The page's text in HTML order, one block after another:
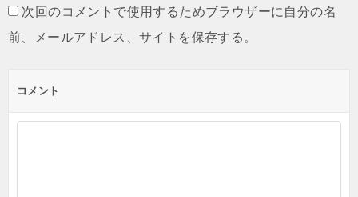
次回のコメントで使用するためブラウザーに自分の名
前、メールアドレス、サイトを保存する。
コメント